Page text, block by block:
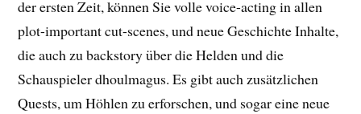
der ersten Zeit, können Sie volle voice-acting in allen
plot-important cut-scenes, und neue Geschichte Inhalte,
die auch zu backstory über die Helden und die
Schauspieler dhoulmagus. Es gibt auch zusätzlichen
Quests, um Höhlen zu erforschen, und sogar eine neue